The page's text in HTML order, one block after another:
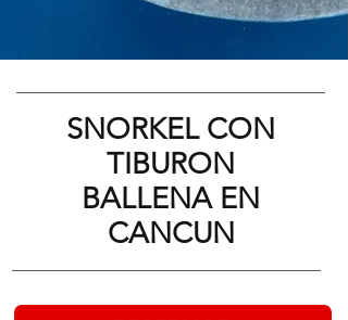
SNORKEL CON
TIBURON
BALLENA EN
CANCUN